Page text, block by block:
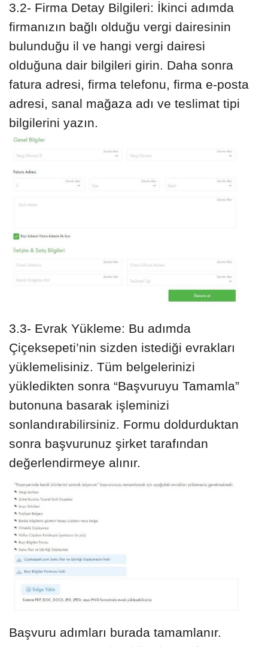
3.2- Firma Detay Bilgileri: İkinci adımda
firmanızın bağlı olduğu vergi dairesinin
bulunduğu il ve hangi vergi dairesi
olduğuna dair bilgileri girin. Daha sonra
fatura adresi, firma telefonu, firma e-posta
adresi, sanal mağaza adı ve teslimat tipi
bilgilerini yazın.
3.3- Evrak Yükleme: Bu adımda
Çiçeksepeti’nin sizden istediği evrakları
yüklemelisiniz. Tüm belgelerinizi
yükledikten sonra “Başvuruyu Tamamla”
butonuna basarak işleminizi
sonlandırabilirsiniz. Formu doldurduktan
sonra başvurunuz şirket tarafından
değerlendirmeye alınır.
Başvuru adımları burada tamamlanır.